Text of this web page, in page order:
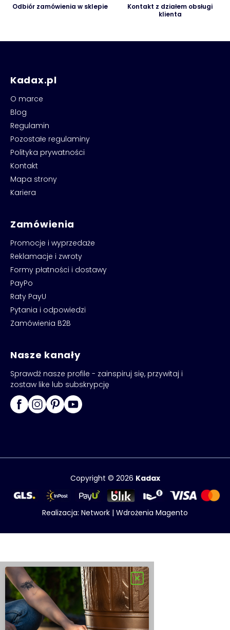
Odbiór zamówienia w sklepie
Kontakt z działem obsługi
klienta
Kadax.pl
O marce
Blog
Regulamin
Pozostałe regulaminy
Polityka prywatności
Kontakt
Mapa strony
Kariera
Zamówienia
Promocje i wyprzedaże
Reklamacje i zwroty
Formy płatności i dostawy
PayPo
Raty PayU
Pytania i odpowiedzi
Zamówienia B2B
Nasze kanały
Sprawdź nasze profile - zainspiruj się, przywitaj i
zostaw like lub subskrypcję
Copyright © 2026 Kadax
Realizacja: Network | Wdrożenia Magento